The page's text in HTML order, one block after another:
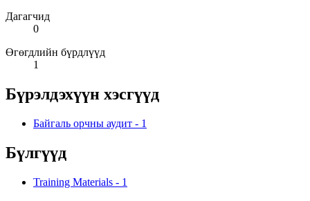
Дагагчид
0
Өгөгдлийн бүрдлүүд
1
Бүрэлдэхүүн хэсгүүд
Байгаль орчны аудит - 1
Бүлгүүд
Training Materials - 1